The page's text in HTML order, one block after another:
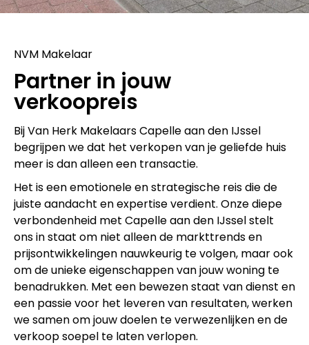
NVM Makelaar
Partner in jouw
verkoopreis
Bij Van Herk Makelaars Capelle aan den IJssel
begrijpen we dat het verkopen van je geliefde huis
meer is dan alleen een transactie.
Het is een emotionele en strategische reis die de
juiste aandacht en expertise verdient. Onze diepe
verbondenheid met Capelle aan den IJssel stelt
ons in staat om niet alleen de markttrends en
prijsontwikkelingen nauwkeurig te volgen, maar ook
om de unieke eigenschappen van jouw woning te
benadrukken. Met een bewezen staat van dienst en
een passie voor het leveren van resultaten, werken
we samen om jouw doelen te verwezenlijken en de
verkoop soepel te laten verlopen.